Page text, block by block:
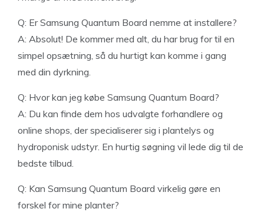
Q: Er Samsung Quantum Board nemme at installere?
A: Absolut! De kommer med alt, du har brug for til en
simpel opsætning, så du hurtigt kan komme i gang
med din dyrkning.
Q: Hvor kan jeg købe Samsung Quantum Board?
A: Du kan finde dem hos udvalgte forhandlere og
online shops, der specialiserer sig i plantelys og
hydroponisk udstyr. En hurtig søgning vil lede dig til de
bedste tilbud.
Q: Kan Samsung Quantum Board virkelig gøre en
forskel for mine planter?